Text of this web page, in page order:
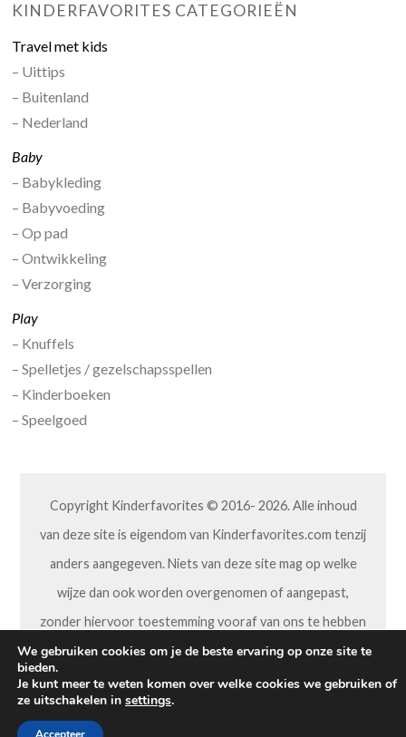
KINDERFAVORITES CATEGORIEËN
Travel met kids
– Uittips
– Buitenland
– Nederland
Baby
– Babykleding
– Babyvoeding
– Op pad
– Ontwikkeling
– Verzorging
Play
– Knuffels
– Spelletjes / gezelschapsspellen
– Kinderboeken
– Speelgoed
Copyright Kinderfavorites © 2016- 2026. Alle inhoud
van deze site is eigendom van Kinderfavorites.com tenzij
anders aangegeven. Niets van deze site mag op welke
wijze dan ook worden overgenomen of aangepast,
zonder hiervoor toestemming vooraf van ons te hebben
gekregen.
We gebruiken cookies om je de beste ervaring op onze site te
bieden.
Je kunt meer te weten komen over welke cookies we gebruiken of
ze uitschakelen in settings.